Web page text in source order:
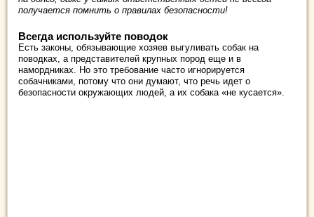
получается помнить о правилах безопасности!
Всегда используйте поводок
Есть законы, обязывающие хозяев выгуливать собак на
поводках, а представителей крупных пород еще и в
намордниках. Но это требование часто игнорируется
собачниками, потому что они думают, что речь идет о
безопасности окружающих людей, а их собака «не кусается».